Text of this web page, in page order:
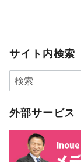
サイト内検索
外部サービス